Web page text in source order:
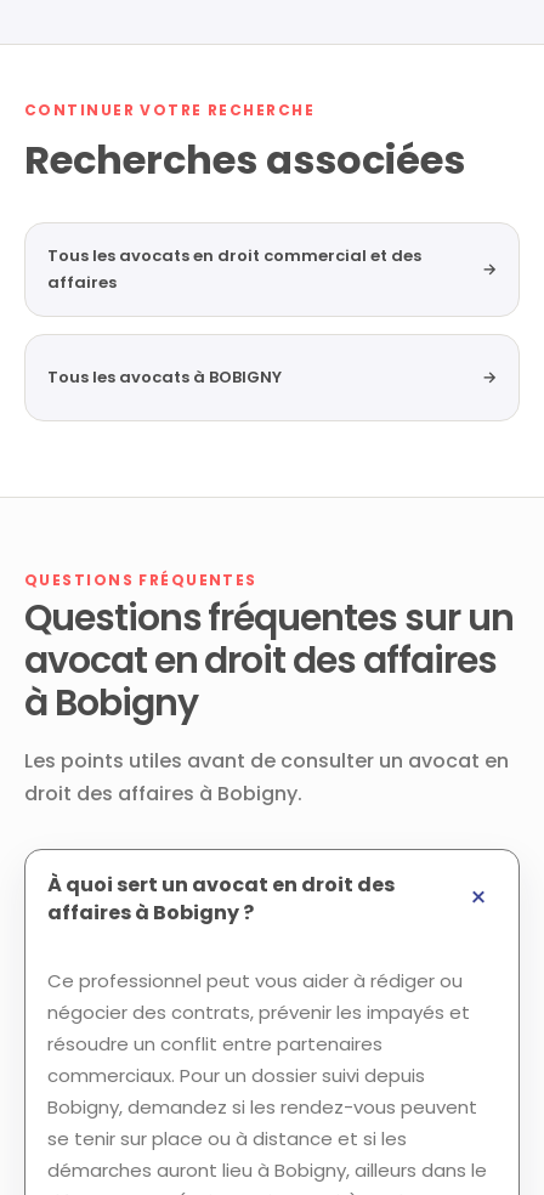
CONTINUER VOTRE RECHERCHE
Recherches associées
Tous les avocats en droit commercial et des
affaires
→
Tous les avocats à BOBIGNY →
QUESTIONS FRÉQUENTES
Questions fréquentes sur un
avocat en droit des affaires
à Bobigny
Les points utiles avant de consulter un avocat en
droit des affaires à Bobigny.
À quoi sert un avocat en droit des
affaires à Bobigny ?
Ce professionnel peut vous aider à rédiger ou
négocier des contrats, prévenir les impayés et
résoudre un conflit entre partenaires
commerciaux. Pour un dossier suivi depuis
Bobigny, demandez si les rendez-vous peuvent
se tenir sur place ou à distance et si les
démarches auront lieu à Bobigny, ailleurs dans le